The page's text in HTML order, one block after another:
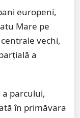
europeni,
Mare pe
vechi,
a
a parcului,
în primăvara